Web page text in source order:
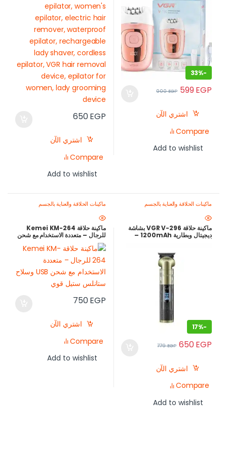
-
33%
599EGP
900EGP
اشتري الآن
Compare
Add to wishlist
650EGP
اشتري الآن
Compare
Add to wishlist
ماكينات الحلاقة والعناية بالجسم
ماكينة حلاقة VGR V-296 بشاشة
ديجيتال وبطارية 1200mAh –
-
17%
650EGP
779EGP
اشتري الآن
Compare
Add to wishlist
ماكينات الحلاقة والعناية بالجسم
ماكينة حلاقة Kemei KM-264
للرجال – متعددة الاستخدام مع شحن
USB وسلاح ستانلس ستيل قوي
750EGP
اشتري الآن
Compare
Add to wishlist